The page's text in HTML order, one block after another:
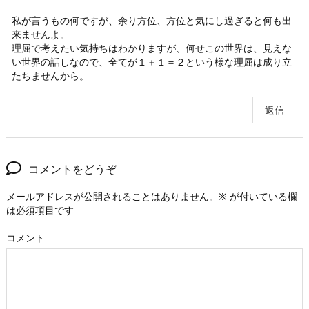
私が言うもの何ですが、余り方位、方位と気にし過ぎると何も出
来ませんよ。
理屈で考えたい気持ちはわかりますが、何せこの世界は、見えな
い世界の話しなので、全てが１＋１＝２という様な理屈は成り立
たちませんから。
返信
コメントをどうぞ
メールアドレスが公開されることはありません。 ※ が付いている欄
は必須項目です
コメント